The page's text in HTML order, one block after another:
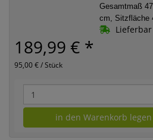
Gesamtmaß
cm, Sitzfläche
189,99 € *
95,00 € / Stück
in den Warenkorb legen